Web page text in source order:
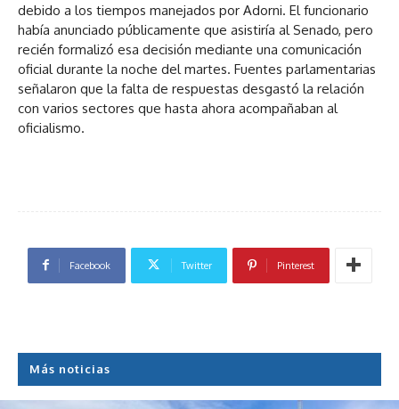
debido a los tiempos manejados por Adorni. El funcionario
había anunciado públicamente que asistiría al Senado, pero
recién formalizó esa decisión mediante una comunicación
oficial durante la noche del martes. Fuentes parlamentarias
señalaron que la falta de respuestas desgastó la relación
con varios sectores que hasta ahora acompañaban al
oficialismo.
Facebook Twitter Pinterest
Más noticias